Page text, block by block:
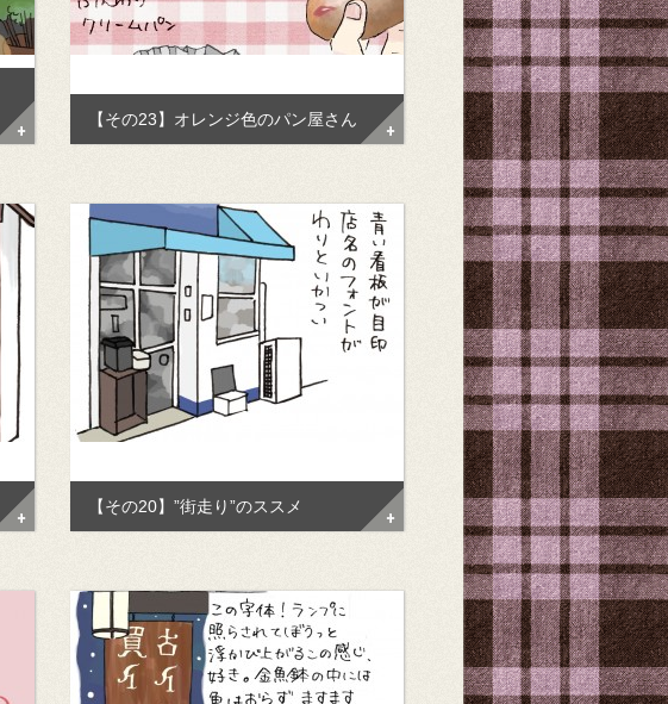
【その23】オレンジ色のパン屋さん
【その20】”街走り”のススメ